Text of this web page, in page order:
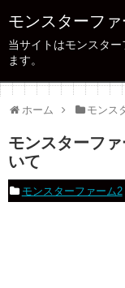
モンスターフ
当サイトはモンスタ
ます。
ホーム モンス
モンスターフ
いて
モンスターファーム2